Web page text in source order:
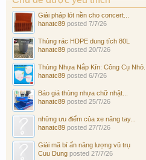
Giải pháp lót nền cho concert...
hanatc89 posted 7/7/26
Thùng rác HDPE dung tích 80L
hanatc89 posted 20/7/26
Thùng Nhựa Nắp Kín: Công Cụ Nhỏ...
hanatc89 posted 6/7/26
Báo giá thùng nhựa chữ nhật...
hanatc89 posted 25/7/26
những ưu điểm của xe nâng tay...
hanatc89 posted 27/7/26
Giải mã bí ẩn năng lượng vũ trụ
Cuu Dung posted 27/7/26